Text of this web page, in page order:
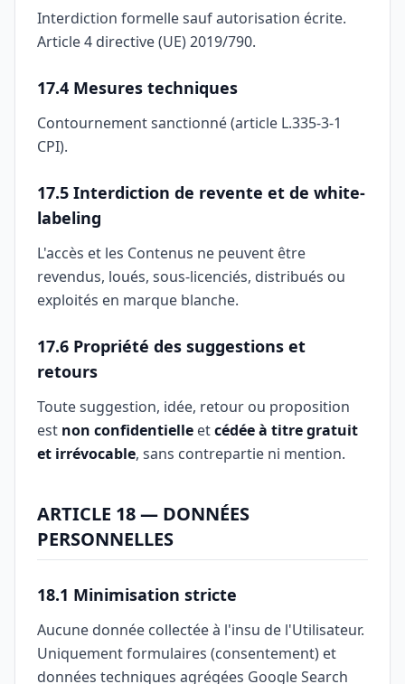
Interdiction formelle sauf autorisation écrite.
Article 4 directive (UE) 2019/790.
17.4 Mesures techniques
Contournement sanctionné (article L.335-3-1
CPI).
17.5 Interdiction de revente et de white-
labeling
L'accès et les Contenus ne peuvent être
revendus, loués, sous-licenciés, distribués ou
exploités en marque blanche.
17.6 Propriété des suggestions et
retours
Toute suggestion, idée, retour ou proposition
est non confidentielle etcédée à titre gratuit
et irrévocable, sans contrepartie ni mention.
ARTICLE 18 — DONNÉES
PERSONNELLES
18.1 Minimisation stricte
Aucune donnée collectée à l'insu de l'Utilisateur.
Uniquement formulaires (consentement) et
données techniques agrégées Google Search